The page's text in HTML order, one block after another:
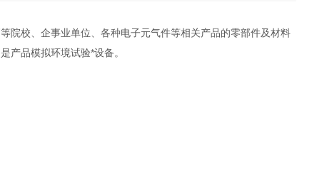
院校、企事业单位、各种电子元气件等相关产品的零部件及材料
产品模拟环境试验*设备。